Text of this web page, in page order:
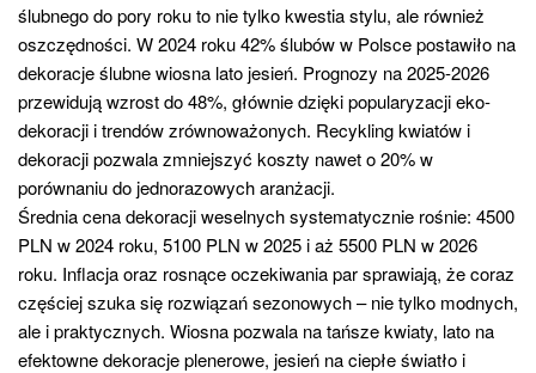
ślubnego do pory roku to nie tylko kwestia stylu, ale również
oszczędności. W 2024 roku 42% ślubów w Polsce postawiło na
dekoracje ślubne wiosna lato jesień. Prognozy na 2025-2026
przewidują wzrost do 48%, głównie dzięki popularyzacji eko-
dekoracji i trendów zrównoważonych. Recykling kwiatów i
dekoracji pozwala zmniejszyć koszty nawet o 20% w
porównaniu do jednorazowych aranżacji.
Średnia cena dekoracji weselnych systematycznie rośnie: 4500
PLN w 2024 roku, 5100 PLN w 2025 i aż 5500 PLN w 2026
roku. Inflacja oraz rosnące oczekiwania par sprawiają, że coraz
częściej szuka się rozwiązań sezonowych – nie tylko modnych,
ale i praktycznych. Wiosna pozwala na tańsze kwiaty, lato na
efektowne dekoracje plenerowe, jesień na ciepłe światło i